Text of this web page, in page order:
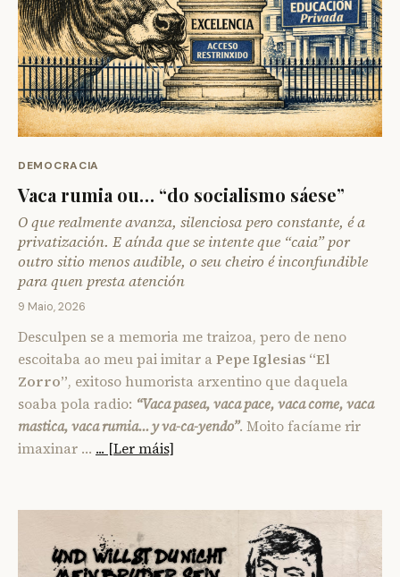
DEMOCRACIA
Vaca rumia ou… “do socialismo sáese”
O que realmente avanza, silenciosa pero constante, é a
privatización. E aínda que se intente que “caia” por
outro sitio menos audible, o seu cheiro é inconfundible
para quen presta atención
9 Maio, 2026
Desculpen se a memoria me traizoa, pero de neno
escoitaba ao meu pai imitar aPepe Iglesias “El
Zorro”, exitoso humorista arxentino que daquela
soaba pola radio: “Vaca pasea, vaca pace, vaca come, vaca
mastica, vaca rumia… y va-ca-yendo”. Moito facíame rir
imaxinar … ... [Ler máis]